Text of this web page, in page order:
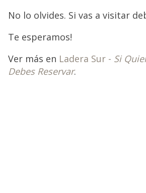
No lo olvides. Si vas a visitar
Te esperamos!
Ver más en Ladera Sur - Si
Debes Reservar.